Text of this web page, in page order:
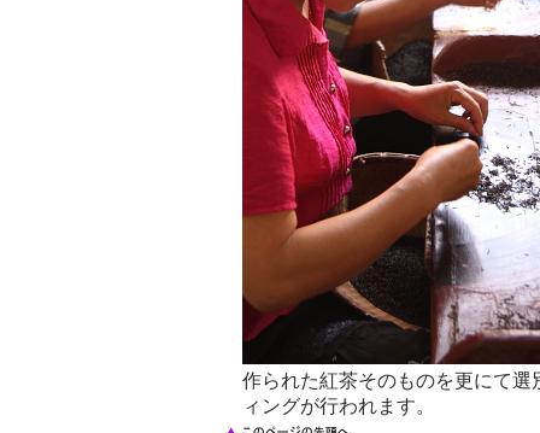
作られた紅茶そのものを更にて選
ィングが行われます。